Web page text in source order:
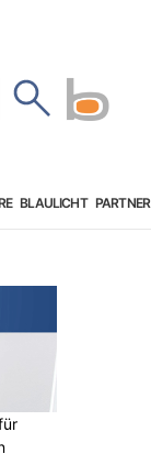
BLAULICHT PARTNER